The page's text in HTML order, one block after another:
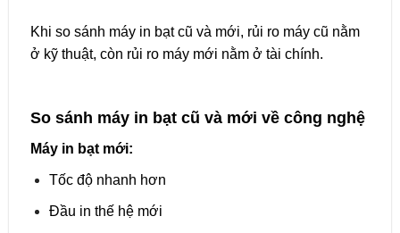
Khi so sánh máy in bạt cũ và mới, rủi ro máy cũ nằm
ở kỹ thuật, còn rủi ro máy mới nằm ở tài chính.
So sánh máy in bạt cũ và mới về công nghệ
Máy in bạt mới:
Tốc độ nhanh hơn
Đầu in thế hệ mới